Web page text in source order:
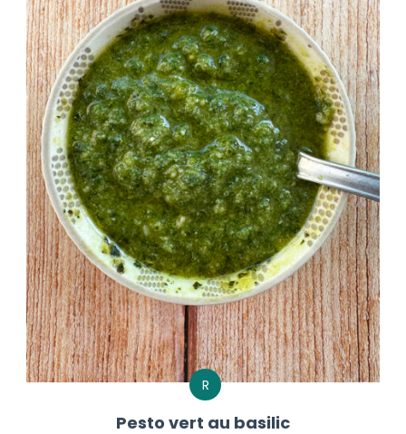
R
Pesto vert au basilic